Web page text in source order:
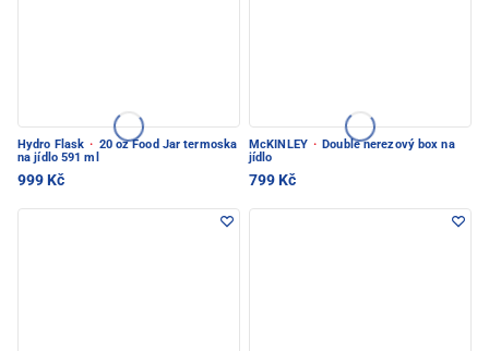
Hydro Flask · 20 oz Food Jar termoska
na jídlo 591 ml
999 Kč
McKINLEY · Double nerezový box na
jídlo
799 Kč